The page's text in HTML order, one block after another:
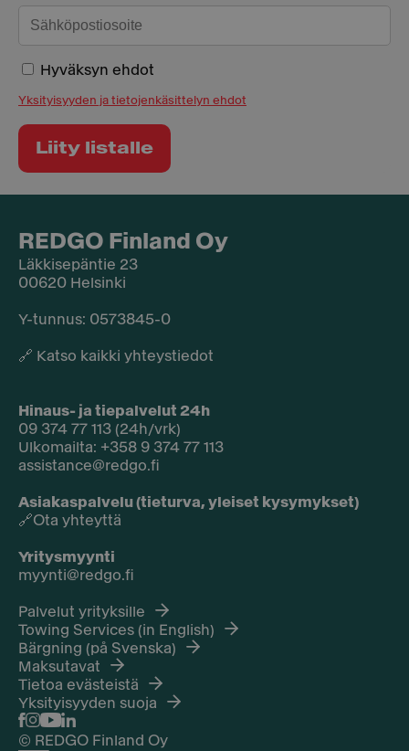
Hyväksyn ehdot
Yksityisyyden ja tietojenkäsittelyn ehdot
REDGO Finland Oy
Läkkisepäntie 23
00620 Helsinki
Y-tunnus: 0573845-0​
🔗 Katso kaikki yhteystiedot
Hinaus- ja tiepalvelut 24h
09 374 77 113 (24h/vrk)
Ulkomailta: +358 9 374 77 113
assistance@redgo.fi
Asiakaspalvelu (tieturva, yleiset kysymykset)
🔗Ota yhteyttä
Yritysmyynti
myynti@redgo.fi
© REDGO Finland Oy
Palvelut yrityksille
Towing Services (in English)
Bärgning (på Svenska)
Maksutavat
Tietoa evästeistä
Yksityisyyden suoja